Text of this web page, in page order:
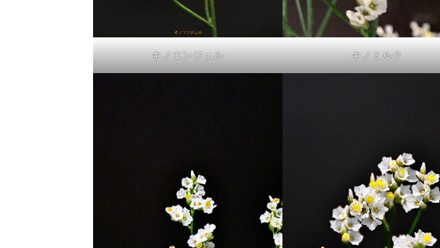
キノエンジェル キノミルク